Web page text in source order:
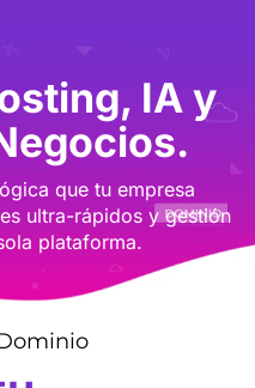
IA y
que tu empresa
ultra-rápidos y gestión
plataforma.